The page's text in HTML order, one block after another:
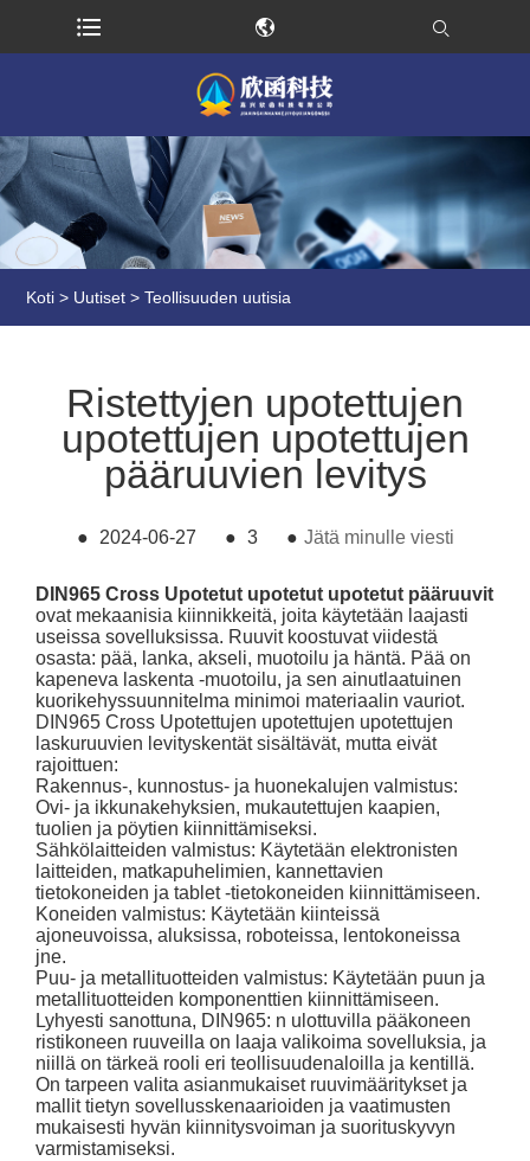
Koti > Uutiset >Teollisuuden uutisia
Ristettyjen upotettujen
upotettujen upotettujen
pääruuvien levitys
● 2024-06-27 ● 3 ● Jätä minulle viesti
DIN965 Cross Upotetut upotetut upotetut pääruuvit
ovat mekaanisia kiinnikkeitä, joita käytetään laajasti
useissa sovelluksissa. Ruuvit koostuvat viidestä
osasta: pää, lanka, akseli, muotoilu ja häntä. Pää on
kapeneva laskenta -muotoilu, ja sen ainutlaatuinen
kuorikehyssuunnitelma minimoi materiaalin vauriot.
DIN965 Cross Upotettujen upotettujen upotettujen
laskuruuvien levityskentät sisältävät, mutta eivät
rajoittuen:
Rakennus-, kunnostus- ja huonekalujen valmistus:
Ovi- ja ikkunakehyksien, mukautettujen kaapien,
tuolien ja pöytien kiinnittämiseksi.
Sähkölaitteiden valmistus: Käytetään elektronisten
laitteiden, matkapuhelimien, kannettavien
tietokoneiden ja tablet -tietokoneiden kiinnittämiseen.
Koneiden valmistus: Käytetään kiinteissä
ajoneuvoissa, aluksissa, roboteissa, lentokoneissa
jne.
Puu- ja metallituotteiden valmistus: Käytetään puun ja
metallituotteiden komponenttien kiinnittämiseen.
Lyhyesti sanottuna, DIN965: n ulottuvilla pääkoneen
ristikoneen ruuveilla on laaja valikoima sovelluksia, ja
niillä on tärkeä rooli eri teollisuudenaloilla ja kentillä.
On tarpeen valita asianmukaiset ruuvimääritykset ja
mallit tietyn sovellusskenaarioiden ja vaatimusten
mukaisesti hyvän kiinnitysvoiman ja suorituskyvyn
varmistamiseksi.